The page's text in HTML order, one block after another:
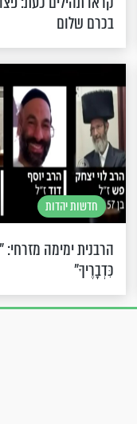
בכרם שלום
חדשות יהדות
הרבנית ימימה
כִּדְבָרֶיךָ"